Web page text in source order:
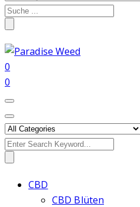
Search
0
0
Search
CBD
CBD Blüten